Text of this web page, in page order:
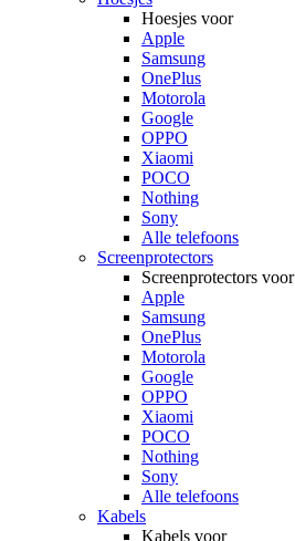
Hoesjes voor
Apple
Samsung
OnePlus
Motorola
Google
OPPO
Xiaomi
POCO
Nothing
Sony
Alle telefoons
Screenprotectors
Screenprotectors voor
Apple
Samsung
OnePlus
Motorola
Google
OPPO
Xiaomi
POCO
Nothing
Sony
Alle telefoons
Kabels
Kabels voor